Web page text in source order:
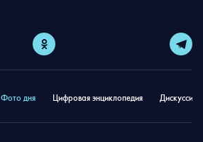
Фото дня Цифровая энциклопедия